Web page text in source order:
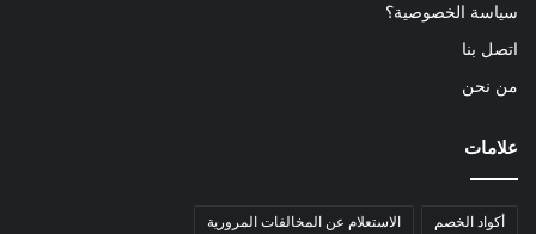
سياسة الخصوصية؟
اتصل بنا
من نحن
علامات
أكواد الخصم الاستعلام عن المخالفات المرورية